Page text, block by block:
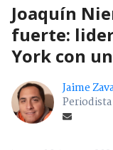
Joaquín
fuerte:
York con
Jaime